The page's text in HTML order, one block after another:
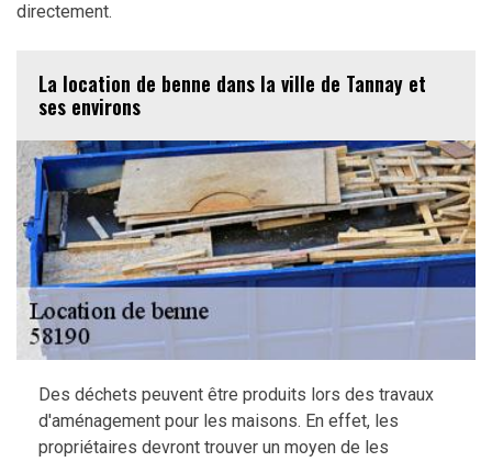
directement.
La location de benne dans la ville de Tannay et
ses environs
Des déchets peuvent être produits lors des travaux
d'aménagement pour les maisons. En effet, les
propriétaires devront trouver un moyen de les